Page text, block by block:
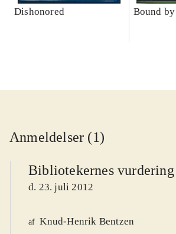
Dishonored Bound
Anmeldelser (1)
Bibliotekernes vurdering
d. 23. juli 2012
af Knud-Henrik Bentzen